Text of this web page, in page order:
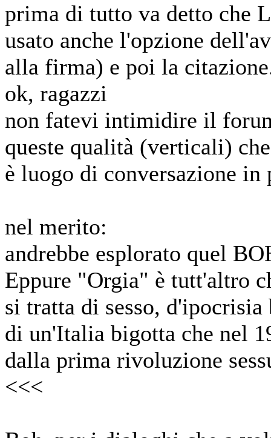
prima di tutto va detto che
usato anche l'opzione
alla firma) e poi la
ok, ragazzi
non fatevi intimidire il
queste qualità (verticali)
è luogo di conversazione
nel merito:
andrebbe esplorato quel
Eppure "Orgia" è tutt'altro
si tratta di sesso,
di un'Italia bigotta che nel
dalla prima rivoluzione
<<<